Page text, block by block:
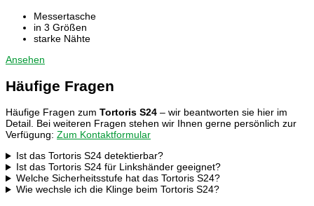
Messertasche
in 3 Größen
starke Nähte
Ansehen
Häufige Fragen
Häufige Fragen zum Tortoris S24 – wir beantworten sie hier im
Detail. Bei weiteren Fragen stehen wir Ihnen gerne persönlich zur
Verfügung: Zum Kontaktformular
Ist das Tortoris S24 detektierbar?
Ist das Tortoris S24 für Linkshänder geeignet?
Welche Sicherheitsstufe hat das Tortoris S24?
Wie wechsle ich die Klinge beim Tortoris S24?